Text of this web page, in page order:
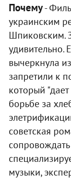
Почему-
украинским
Шпиковским.
удивительно.
вычеркнула
запретили к
который
борьбе за
советская
музыки,